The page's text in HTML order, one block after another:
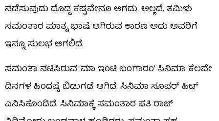
ನಡೆಸುವುದು ದೊಡ್ಡ ಕಷ್ಟವೇನೂ ಆಗದು. ಅಲ್ಲದೆ, ತಮಿಳು
ಸಮಂತಾರ ಮಾತೃ ಭಾಷೆ ಆಗಿರುವ ಕಾರಣ ಅದು ಅವರಿಗೆ
ಇನ್ನೂ ಸುಲಭ ಆಗಲಿದೆ.
ಸಮಂತಾ ನಟಿಸಿರುವ ‘ಮಾ ಇಂಟಿ ಬಂಗಾರಂ’ ಸಿನಿಮಾ ಕೆಲವೇ
ದಿನಗಳ ಹಿಂದಷ್ಟೆ ಬಿಡುಗಡೆ ಆಗಿದೆ. ಸಿನಿಮಾ ಸೂಪರ್ ಹಿಟ್
ಎನಿಸಿಕೊಂಡಿದೆ. ಸಿನಿಮಾಕ್ಕೆ ಸಮಂತಾರ ಪತಿ ರಾಜ್